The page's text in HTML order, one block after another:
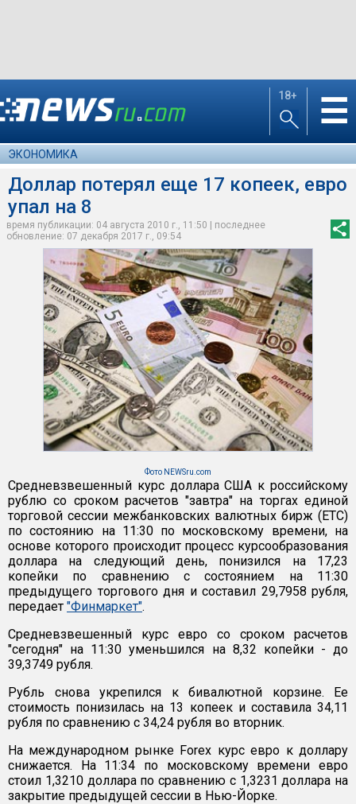
18+ ☰
ЭКОНОМИКА
Доллар потерял еще 17 копеек, евро
упал на 8
время публикации: 04 августа 2010 г., 11:50 | последнее
обновление: 07 декабря 2017 г., 09:54
Фото NEWSru.com
Средневзвешенный курс доллара США к российскому
рублю со сроком расчетов "завтра" на торгах единой
торговой сессии межбанковских валютных бирж (ETC)
по состоянию на 11:30 по московскому времени, на
основе которого происходит процесс курсообразования
доллара на следующий день, понизился на 17,23
копейки по сравнению с состоянием на 11:30
предыдущего торгового дня и составил 29,7958 рубля,
передает "Финмаркет".
Средневзвешенный курс евро со сроком расчетов
"сегодня" на 11:30 уменьшился на 8,32 копейки - до
39,3749 рубля.
Рубль снова укрепился к бивалютной корзине. Ее
стоимость понизилась на 13 копеек и составила 34,11
рубля по сравнению с 34,24 рубля во вторник.
На международном рынке Forex курс евро к доллару
снижается. На 11:34 по московскому времени евро
стоил 1,3210 доллара по сравнению с 1,3231 доллара на
закрытие предыдущей сессии в Нью-Йорке.